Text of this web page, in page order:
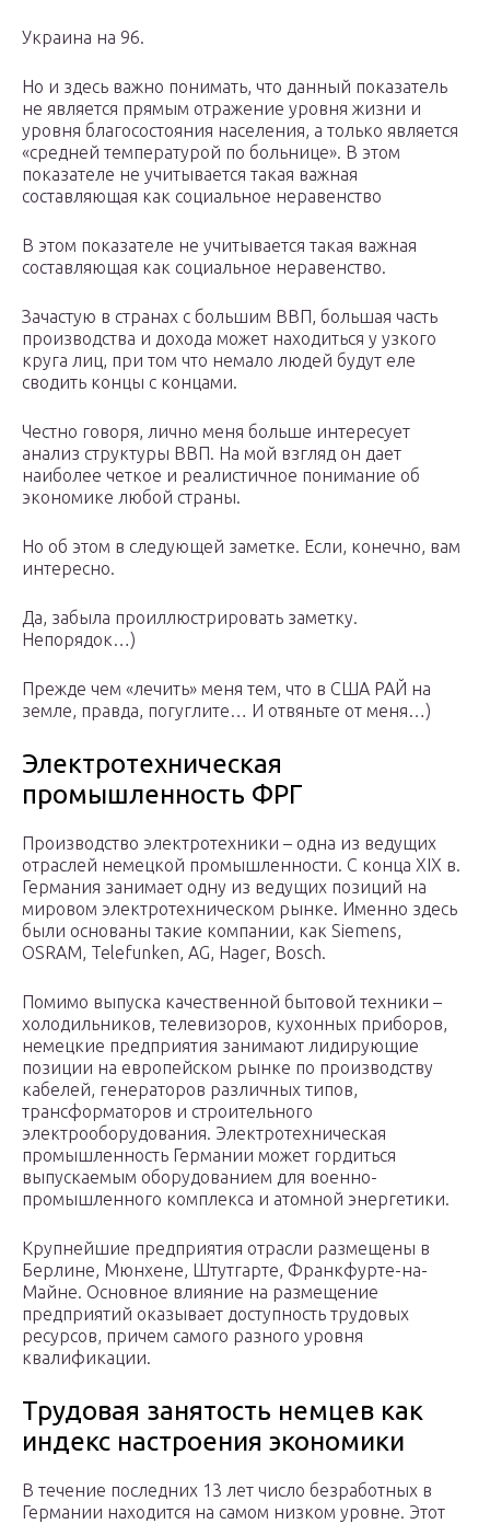
Украина на 96.
Но и здесь важно понимать, что данный показатель
не является прямым отражение уровня жизни и
уровня благосостояния населения, а только является
«средней температурой по больнице». В этом
показателе не учитывается такая важная
составляющая как социальное неравенство
В этом показателе не учитывается такая важная
составляющая как социальное неравенство.
Зачастую в странах с большим ВВП, большая часть
производства и дохода может находиться у узкого
круга лиц, при том что немало людей будут еле
сводить концы с концами.
Честно говоря, лично меня больше интересует
анализ структуры ВВП. На мой взгляд он дает
наиболее четкое и реалистичное понимание об
экономике любой страны.
Но об этом в следующей заметке. Если, конечно, вам
интересно.
Да, забыла проиллюстрировать заметку.
Непорядок…)
Прежде чем «лечить» меня тем, что в США РАЙ на
земле, правда, погуглите… И отвяньте от меня…)
Электротехническая
промышленность ФРГ
Производство электротехники – одна из ведущих
отраслей немецкой промышленности. С конца XIX в.
Германия занимает одну из ведущих позиций на
мировом электротехническом рынке. Именно здесь
были основаны такие компании, как Siemens,
OSRAM, Telefunken, AG, Hager, Bosch.
Помимо выпуска качественной бытовой техники –
холодильников, телевизоров, кухонных приборов,
немецкие предприятия занимают лидирующие
позиции на европейском рынке по производству
кабелей, генераторов различных типов,
трансформаторов и строительного
электрооборудования. Электротехническая
промышленность Германии может гордиться
выпускаемым оборудованием для военно-
промышленного комплекса и атомной энергетики.
Крупнейшие предприятия отрасли размещены в
Берлине, Мюнхене, Штутгарте, Франкфурте-на-
Майне. Основное влияние на размещение
предприятий оказывает доступность трудовых
ресурсов, причем самого разного уровня
квалификации.
Трудовая занятость немцев как
индекс настроения экономики
В течение последних 13 лет число безработных в
Германии находится на самом низком уровне. Этот